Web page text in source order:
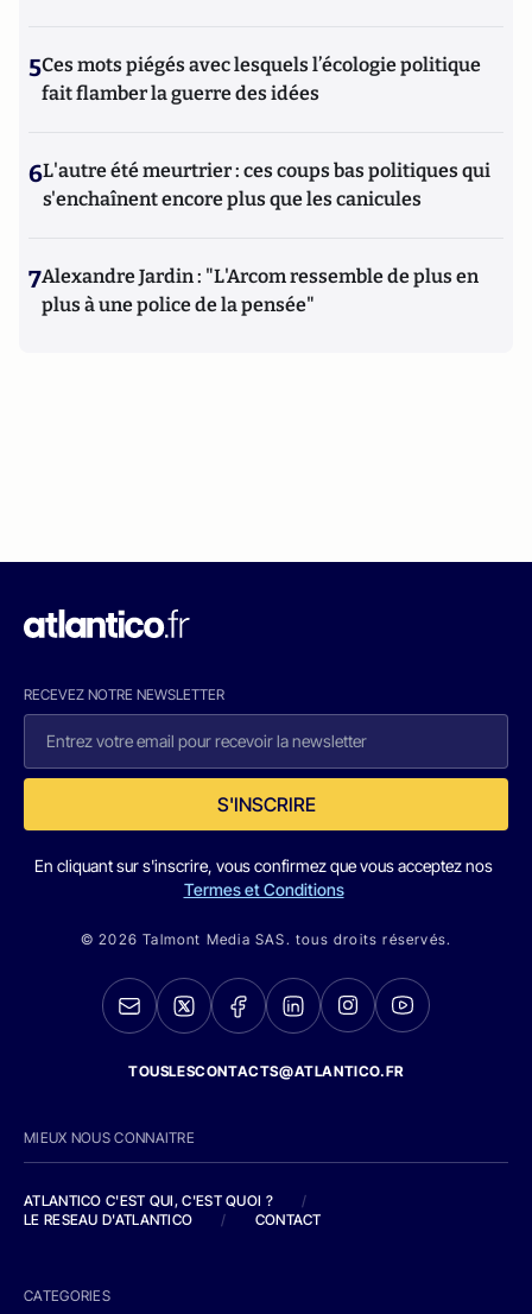
5Ces mots piégés avec lesquels l’écologie politique
fait flamber la guerre des idées
6L'autre été meurtrier : ces coups bas politiques qui
s'enchaînent encore plus que les canicules
7Alexandre Jardin : "L'Arcom ressemble de plus en
plus à une police de la pensée"
RECEVEZ NOTRE NEWSLETTER
S'INSCRIRE
En cliquant sur s'inscrire, vous confirmez que vous acceptez nos
Termes et Conditions
© 2026 Talmont Media SAS. tous droits réservés.
TOUSLESCONTACTS@ATLANTICO.FR
MIEUX NOUS CONNAITRE
ATLANTICO C'EST QUI, C'EST QUOI ?
/
LE RESEAU D'ATLANTICO
/ CONTACT
CATEGORIES